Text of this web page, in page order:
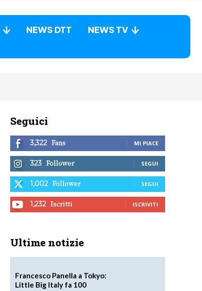
NEWS DTT
NEWS TV
Seguici
3,322 Fans MI PIACE
323 Follower SEGUI
1,002 Follower SEGUI
1,232 Iscritti ISCRIVITI
Ultime notizie
Francesco Panella a Tokyo:
Little Big Italy fa 100